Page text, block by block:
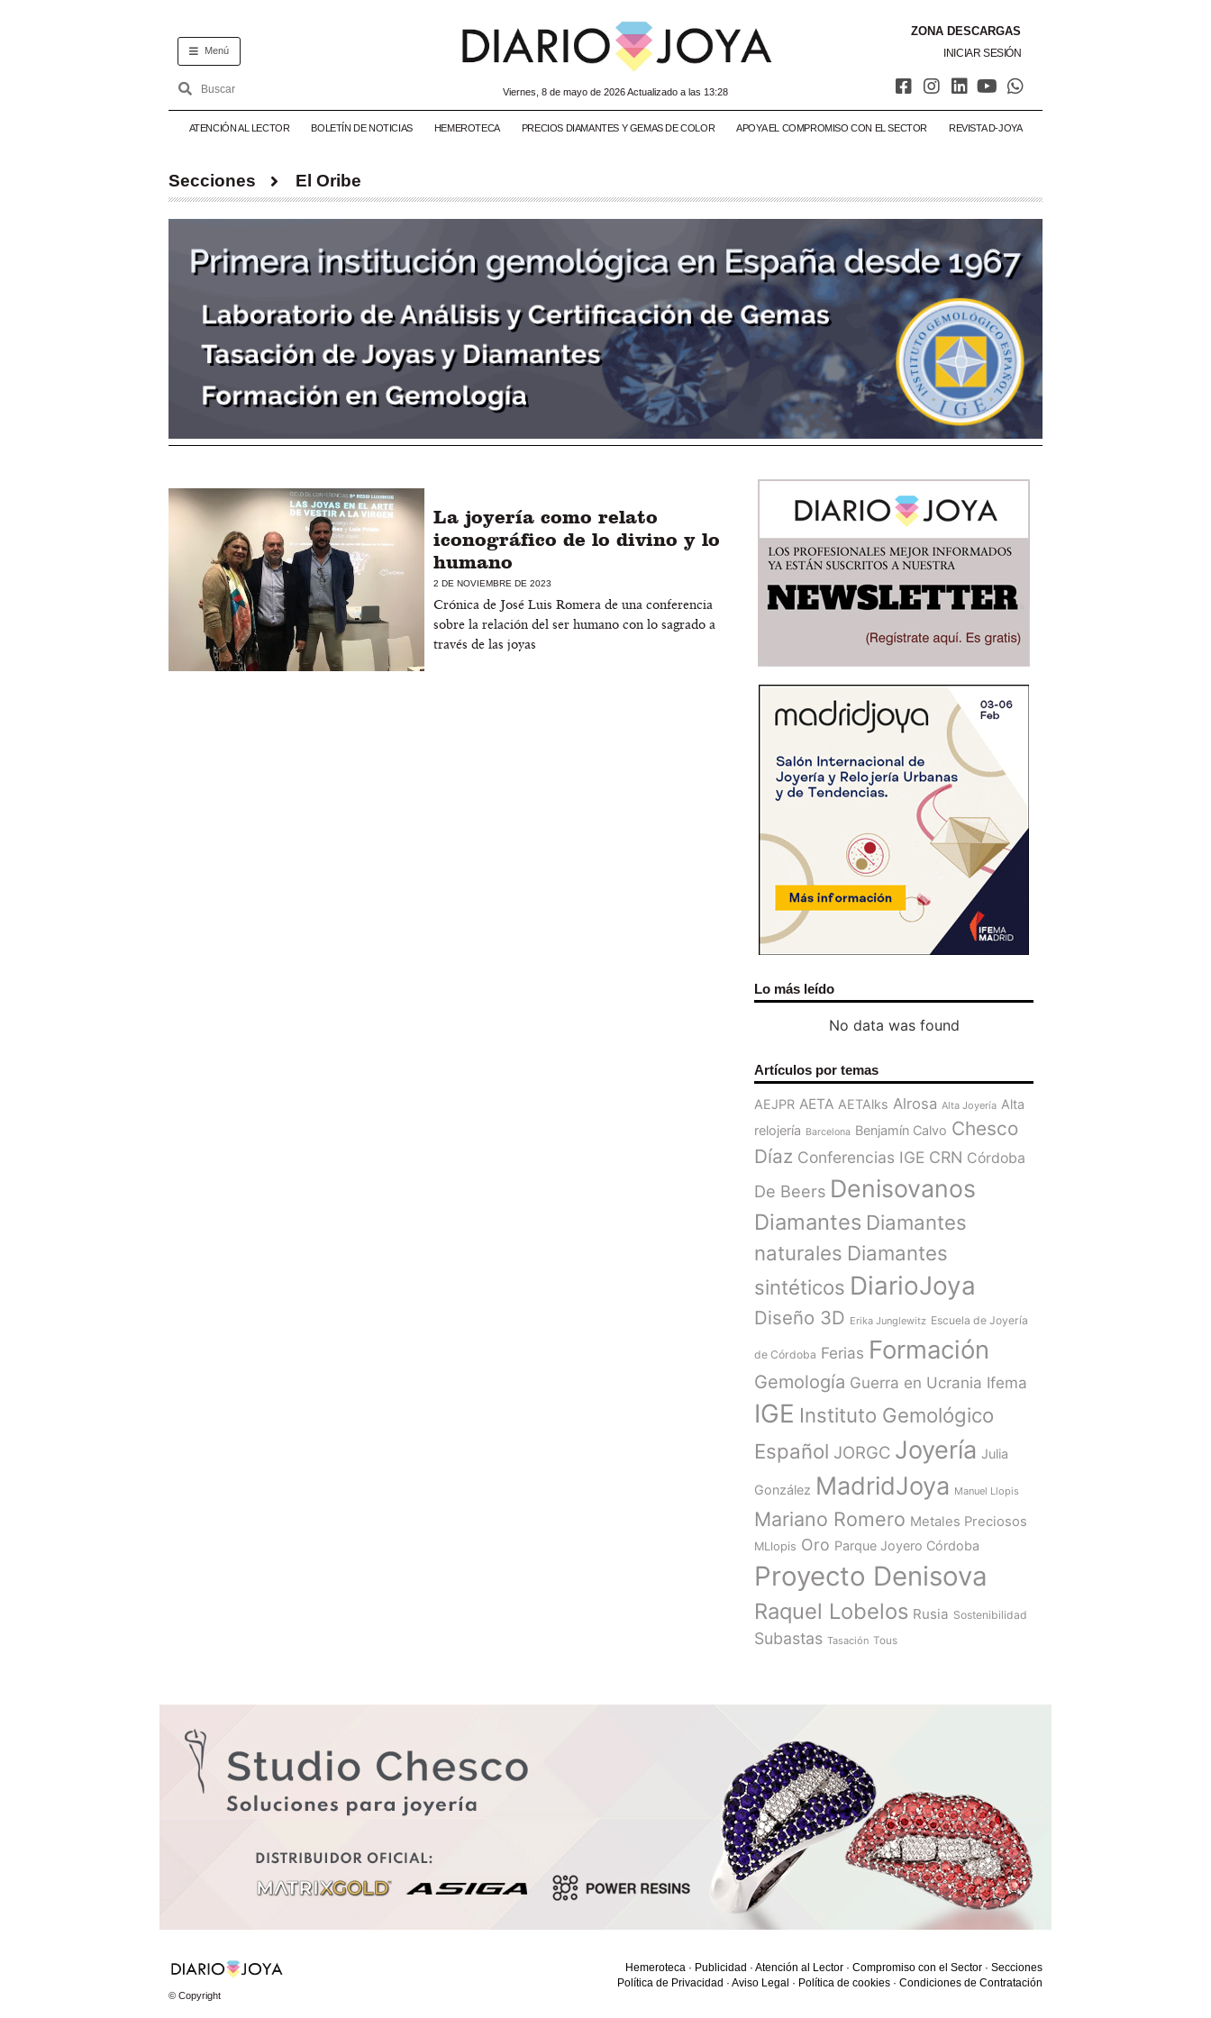
Menú
viernes, 8 de mayo de 2026 Actualizado a las 13:28
ZONA DESCARGAS
INICIAR SESIÓN
ATENCIÓN AL LECTOR BOLETÍN DE NOTICIAS HEMEROTECA PRECIOS DIAMANTES Y GEMAS DE COLOR APOYA EL COMPROMISO CON EL SECTOR REVISTA D-JOYA
Secciones El Oribe
La joyería como relato
iconográfico de lo divino y lo
humano
2 DE NOVIEMBRE DE 2023
Crónica de José Luis Romera de una conferencia
sobre la relación del ser humano con lo sagrado a
través de las joyas
Lo más leído
No data was found
Artículos por temas
AEJPR AETA AETAlks Alrosa Alta Joyería Alta
relojería Barcelona Benjamín Calvo Chesco
Díaz Conferencias IGE CRN Córdoba
De Beers Denisovanos
Diamantes Diamantes
naturales Diamantes
sintéticos DiarioJoya
Diseño 3D Erika Junglewitz Escuela de Joyería
de Córdoba Ferias Formación
Gemología Guerra en Ucrania Ifema
IGE Instituto Gemológico
Español JORGC Joyería Julia
González MadridJoya Manuel Llopis
Mariano Romero Metales Preciosos
MLlopis Oro Parque Joyero Córdoba
Proyecto Denisova
Raquel Lobelos Rusia Sostenibilidad
Subastas Tasación Tous
© Copyright
Hemeroteca · Publicidad · Atención al Lector · Compromiso con el Sector · Secciones
Política de Privacidad · Aviso Legal · Política de cookies · Condiciones de Contratación